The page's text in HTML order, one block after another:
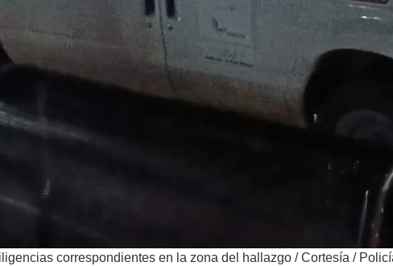
correspondientes en la zona del hallazgo /Cortesía /